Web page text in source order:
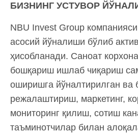
БИЗНИНГ УСТУВОР
NBU Invest Group
асосий йўналиши бўлиб
ҳисобланади. Саноат
бошқариш ишлаб чиқариш
оширишга йўналтирилган ва
режалаштириш, маркетинг,
мониторинг қилиш, сотиш
таъминотчилар билан